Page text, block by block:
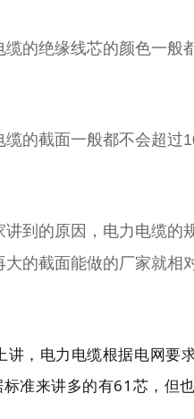
缆的绝缘线芯的颜色一
缆的截面一般都不会超
讲到的原因，电力电缆的
大的截面能做的厂家就相
讲，电力电缆根据电网要
准来讲多的有61芯，但